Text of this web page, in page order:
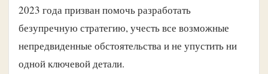
2023 года призван помочь разработать
безупречную стратегию, учесть все возможные
непредвиденные обстоятельства и не упустить ни
одной ключевой детали.